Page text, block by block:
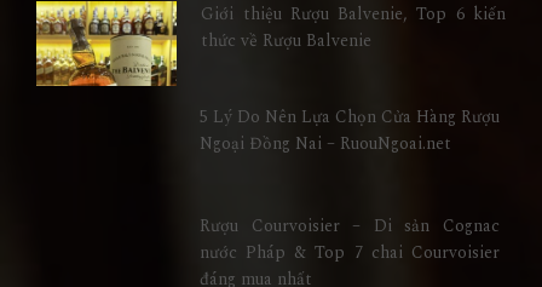
Giới thiệu Rượu Balvenie, Top 6 kiến
thức về Rượu Balvenie
5 Lý Do Nên Lựa Chọn Cửa Hàng Rượu
Ngoại Đồng Nai – RuouNgoai.net
Rượu Courvoisier – Di sản Cognac
nước Pháp & Top 7 chai Courvoisier
đáng mua nhất